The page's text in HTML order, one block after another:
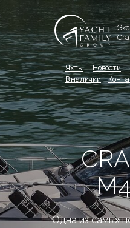
В наличии
Яхты Новости
Одна из самых